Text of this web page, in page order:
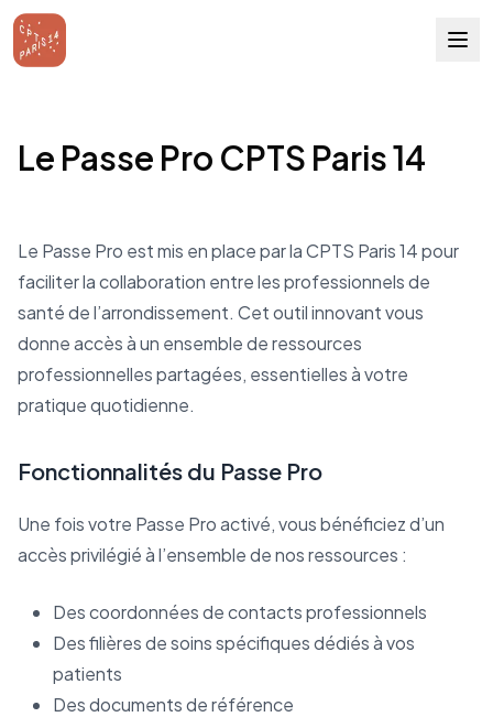
Le Passe Pro CPTS Paris 14
Le Passe Pro est mis en place par la CPTS Paris 14 pour
faciliter la collaboration entre les professionnels de
santé de l’arrondissement. Cet outil innovant vous
donne accès à un ensemble de ressources
professionnelles partagées, essentielles à votre
pratique quotidienne.
Fonctionnalités du Passe Pro
Une fois votre Passe Pro activé, vous bénéficiez d’un
accès privilégié à l’ensemble de nos ressources :
Des coordonnées de contacts professionnels
Des filières de soins spécifiques dédiés à vos
patients
Des documents de référence